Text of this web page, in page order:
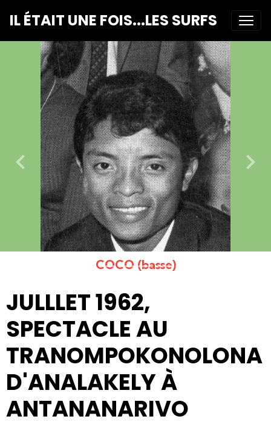
IL ÉTAIT UNE FOIS...LES SURFS
COCO (basse)
JULLLET 1962,
SPECTACLE AU
TRANOMPOKONOLONA
D'ANALAKELY À
ANTANANARIVO